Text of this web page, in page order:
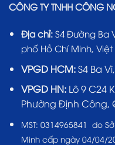
CÔNG TY TNHH CÔNG
Địa chỉ: S4 Đường Ba
phố Hồ Chí Minh,
VPGD HCM:S4 Ba
VPGD HN:Lô 9 C24
Phường Định Công,
MST: 0314965841 do
Minh cấp ngày 04/04/